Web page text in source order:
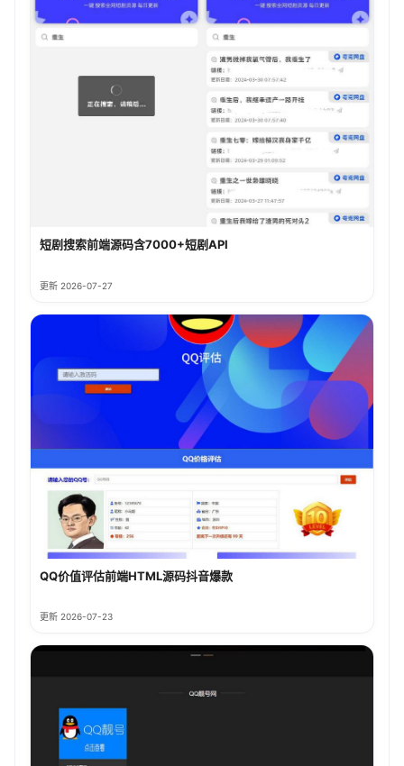
短剧搜索前端源码含7000+短剧API
更新 2026-07-27
QQ价值评估前端HTML源码抖音爆款
更新 2026-07-23